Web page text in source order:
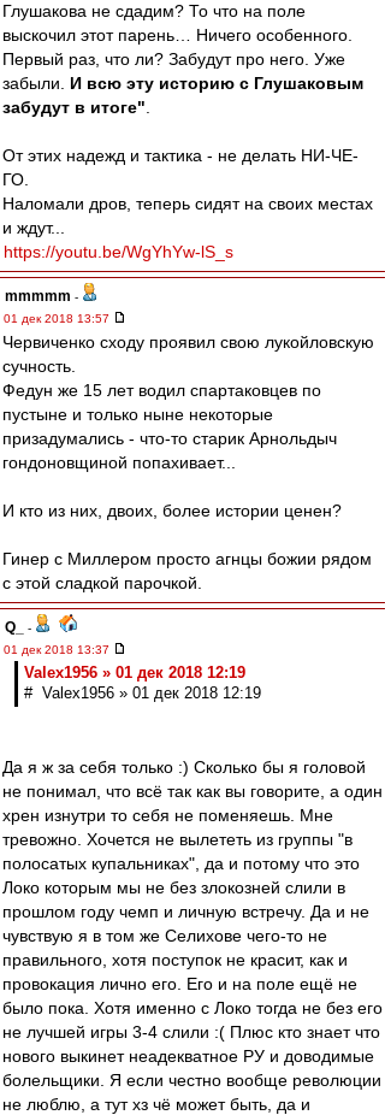
Глушакова не сдадим? То что на поле
выскочил этот парень… Ничего особенного.
Первый раз, что ли? Забудут про него. Уже
забыли. И всю эту историю с Глушаковым
забудут в итоге"
От этих надежд и тактика - не делать НИ-ЧЕ-
ГО.
Наломали дров, теперь сидят на своих местах
и ждут...
https://youtu.be/WgYhYw-lS_s
mmmmm -
01 дек 2018 13:57
Червиченко сходу проявил свою лукойловскую
сучность.
Федун же 15 лет водил спартаковцев по
пустыне и только ныне некоторые
призадумались - что-то старик Арнольдыч
гондоновщиной попахивает...
И кто из них, двоих, более истории ценен?
Гинер с Миллером просто агнцы божии рядом
с этой сладкой парочкой.
Q_
-
01 дек 2018 13:37
Valex1956 » 01 дек 2018 12:19
# Valex1956 » 01 дек 2018 12:19
Да я ж за себя только :) Сколько бы я головой
не понимал, что всё так как вы говорите, а один
хрен изнутри то себя не поменяешь. Мне
тревожно. Хочется не вылететь из группы "в
полосатых купальниках", да и потому что это
Локо которым мы не без злокозней слили в
прошлом году чемп и личную встречу. Да и не
чувствую я в том же Селихове чего-то не
правильного, хотя поступок не красит, как и
провокация лично его. Его и на поле ещё не
было пока. Хотя именно с Локо тогда не без его
не лучшей игры 3-4 слили :( Плюс кто знает что
нового выкинет неадекватное РУ и доводимые
болельщики. Я если честно вообще революции
не люблю, а тут хз чё может быть, да и